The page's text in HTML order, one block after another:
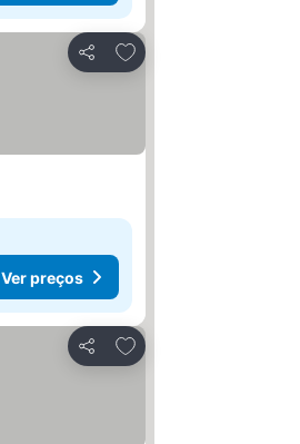
Partilhar
Adicionar aos favoritos
Ver preços
Partilhar
Adicionar aos favoritos